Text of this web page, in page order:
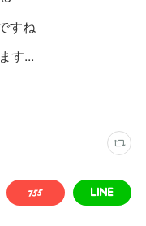
すね
す...